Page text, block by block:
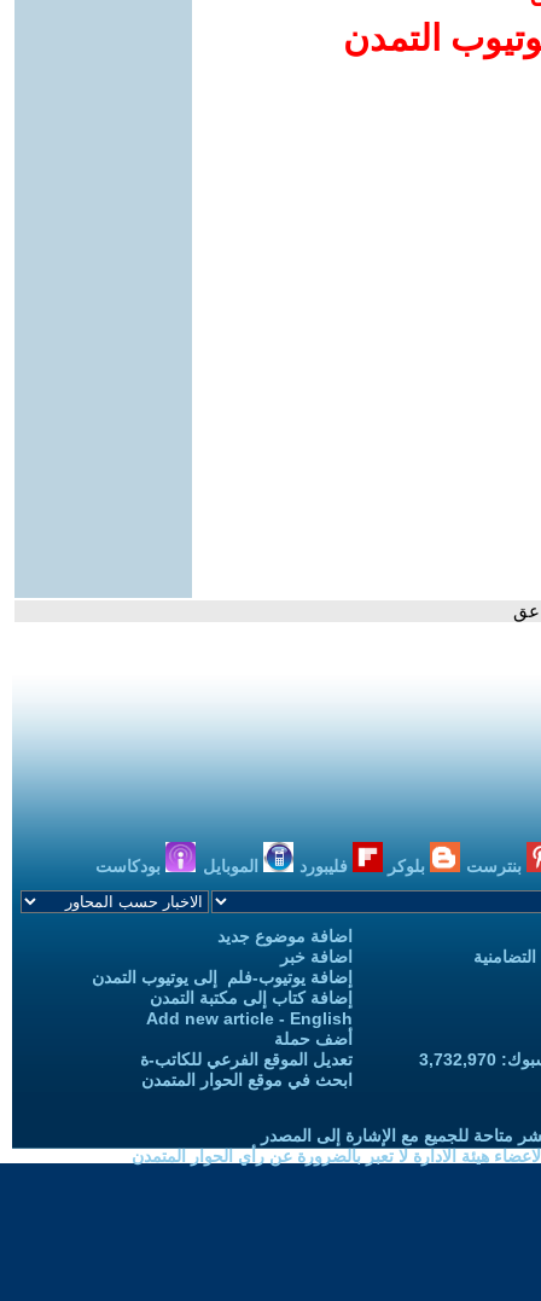
التمدن
بنترست بلوكر فليبورد الموبايل بودكاست
اضافة موضوع جديد
اضافة خبر
إضافة يوتيوب-فلم إلى يوتيوب التمدن
إضافة كتاب إلى مكتبة التمدن
Add new article - English
أضف حملة
تعديل الموقع الفرعي للكاتب-ة
ابحث في موقع الحوار المتمدن
متاحة للجميع مع الإشارة إلى المصدر
هيئة الادارة لا تعبر بالضرورة عن رأي الحوار المتمدن